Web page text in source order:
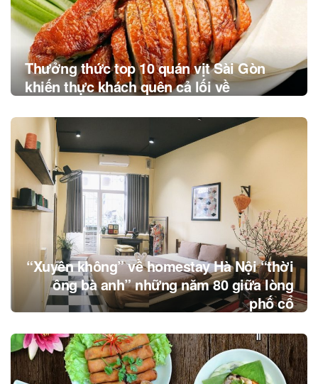
Thưởng thức top 10 quán vịt Sài Gòn
khiến thực khách quên cả lối về
“Xuyên không” về homestay Hà Nội “thời
ông bà anh” những năm 80 giữa lòng
phố cổ